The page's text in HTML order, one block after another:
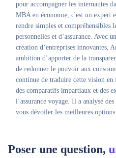
pour accompagner les internautes
MBA en économie, c'est un expert
rendre simples et compréhensibles
personnelles et d’assurance. Avec
création d’entreprises innovantes,
ambition d’apporter de la
de redonner le pouvoir aux
continue de traduire cette vision en
des comparatifs impartiaux et des
l’assurance voyage. Il a analysé
vous dévoiler les meilleures
Poser une question,